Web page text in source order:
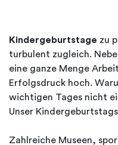
Kindergeburtstage zu
turbulent zugleich.
eine ganze Menge
Erfolgsdruck hoch.
wichtigen Tages nicht
Unser
Zahlreiche Museen,